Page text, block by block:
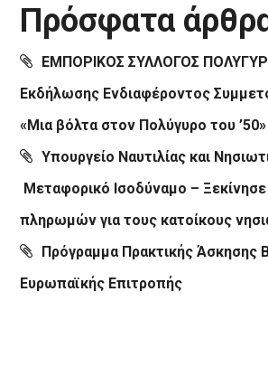
Πρόσφατα
ΕΜΠΟΡΙΚΟΣ ΣΥΛΛΟΓΟΣ
Εκδήλωσης Ενδιαφέροντος
«Μια βόλτα στον Πολύγυρο του ’50»
Υπουργείο Ναυτιλίας και
Μεταφορικό Ισοδύναμο –
πληρωμών για τους κατοίκους
Πρόγραμμα Πρακτικής Άσκησης
Ευρωπαϊκής Επιτροπής